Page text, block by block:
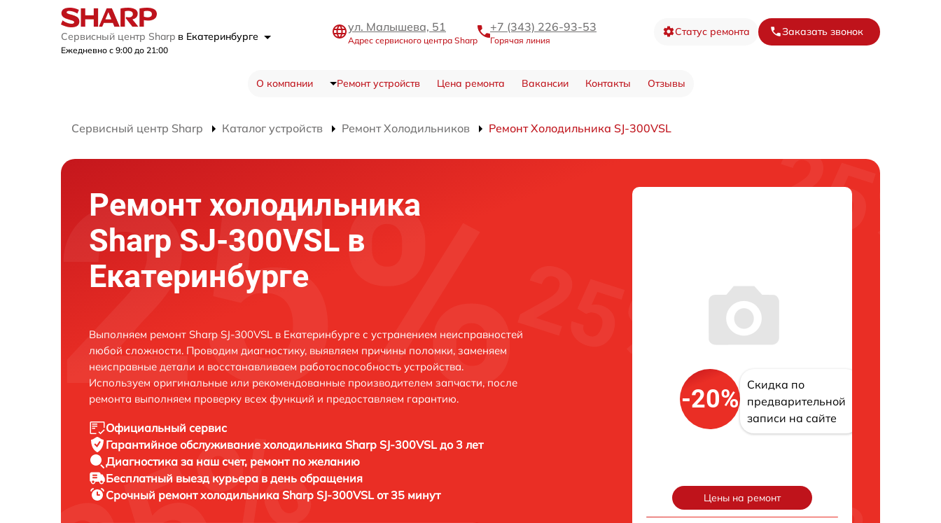
Сервисный центр Sharp в Екатеринбурге
Ежедневно с 9:00 до 21:00
ул. Малышева, 51
Адрес сервисного центра Sharp
+7 (343) 226-93-53
Горячая линия
Статус ремонта Заказать звонок
О компании Ремонт устройств Цена ремонта Вакансии Контакты Отзывы
Сервисный центр Sharp Каталог устройств Ремонт Холодильников Ремонт Холодильника SJ-300VSL
Ремонт холодильника
Sharp SJ-300VSL в
Екатеринбурге
Выполняем ремонт Sharp SJ-300VSL в Екатеринбурге с устранением неисправностей
любой сложности. Проводим диагностику, выявляем причины поломки, заменяем
неисправные детали и восстанавливаем работоспособность устройства.
Используем оригинальные или рекомендованные производителем запчасти, после
ремонта выполняем проверку всех функций и предоставляем гарантию.
Официальный сервис
Гарантийное обслуживание холодильника Sharp SJ-300VSL до 3 лет
Диагностика за наш счет, ремонт по желанию
Бесплатный выезд курьера в день обращения
Срочный ремонтхолодильника Sharp SJ-300VSL от 35 минут
-20%
Скидка по
предварительной
записи на сайте
Цены на ремонт